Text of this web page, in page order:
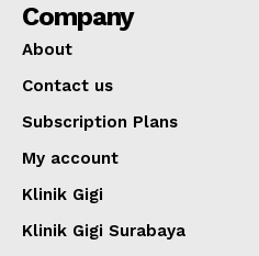
Company
About
Contact us
Subscription Plans
My account
Klinik Gigi
Klinik Gigi Surabaya